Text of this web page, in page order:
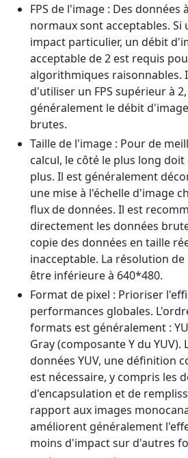
FPS de l'image : Des données
normaux sont acceptables. Si
impact particulier, un débit
acceptable de 2 est requis
algorithmiques raisonnables.
d'utiliser un FPS supérieur à
généralement le débit
brutes.
Taille de l'image : Pour de
calcul, le côté le plus long
plus. Il est généralement
une mise à l'échelle d'image
flux de données. Il est
directement les données
copie des données en taille
inacceptable. La résolution
être inférieure à 640*480.
Format de pixel : Prioriser
performances globales.
formats est généralement :
Gray (composante Y du
données YUV, une définition
est nécessaire, y compris les
d'encapsulation et de
rapport aux images
améliorent généralement
moins d'impact sur d'autres